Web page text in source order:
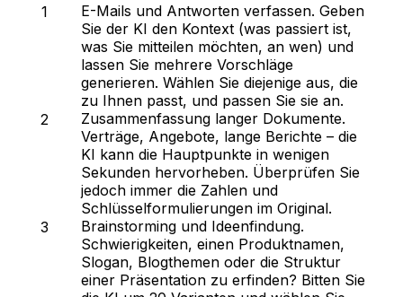
E-Mails und Antworten verfassen. Geben
Sie der KI den Kontext (was passiert ist,
was Sie mitteilen möchten, an wen) und
lassen Sie mehrere Vorschläge
generieren. Wählen Sie diejenige aus, die
zu Ihnen passt, und passen Sie sie an.
Zusammenfassung langer Dokumente.
Verträge, Angebote, lange Berichte – die
KI kann die Hauptpunkte in wenigen
Sekunden hervorheben. Überprüfen Sie
jedoch immer die Zahlen und
Schlüsselformulierungen im Original.
Brainstorming und Ideenfindung.
Schwierigkeiten, einen Produktnamen,
Slogan, Blogthemen oder die Struktur
einer Präsentation zu erfinden? Bitten Sie